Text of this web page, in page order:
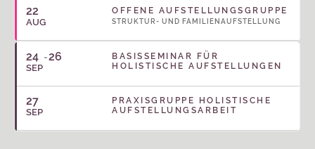
22
AUG
OFFENE AUFSTELLUNGSGRUPPE
STRUKTUR- UND FAMILIENAUFSTELLUNG
24
SEP
26
BASISSEMINAR FÜR
HOLISTISCHE AUFSTELLUNGEN
27
SEP
PRAXISGRUPPE HOLISTISCHE
AUFSTELLUNGSARBEIT